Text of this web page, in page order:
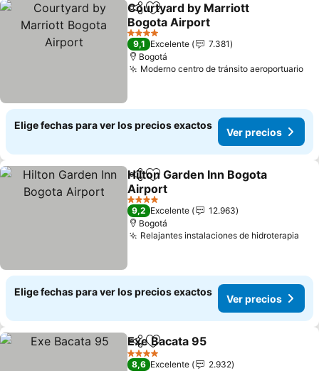
CompartirAgregar a favoritos
Courtyard by Marriott
Bogota Airport
Ver precios
4 Estrellas
9,1 Excelente
7.381
Bogotá
Moderno centro de tránsito aeroportuario
Elige fechas para ver los precios exactos
Ver precios
CompartirAgregar a favoritos
Hilton Garden Inn Bogota
Airport
Ver precios
4 Estrellas
9,2 Excelente
12.963
Bogotá
Relajantes instalaciones de hidroterapia
Elige fechas para ver los precios exactos
Ver precios
CompartirAgregar a favoritos
Exe Bacata 95
4 Estrellas
8,6 Excelente
2.932